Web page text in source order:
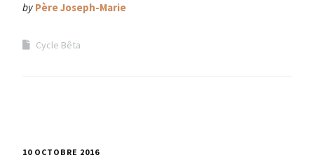
by Père Joseph-Marie
Cycle Bêta
10 OCTOBRE 2016